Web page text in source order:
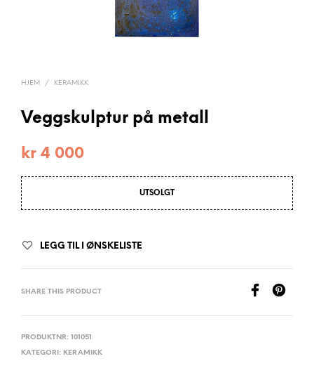
HJEM / KERAMIKK
Veggskulptur på metall
kr 4 000
UTSOLGT
LEGG TIL I ØNSKELISTE
SHARE THIS PRODUCT
PRODUKTNR: 101051
KATEGORI: KERAMIKK